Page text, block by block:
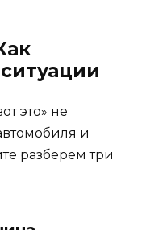
это» не
и
разберем три